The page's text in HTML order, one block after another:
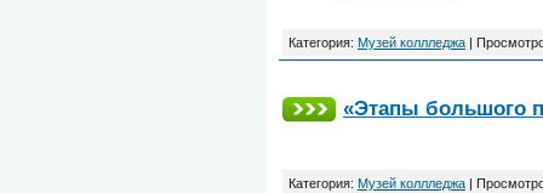
Категория: Музей коллледжа
«Этапы большого
Категория: Музей коллледжа